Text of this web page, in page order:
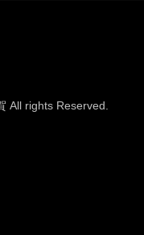
All rights Reserved.